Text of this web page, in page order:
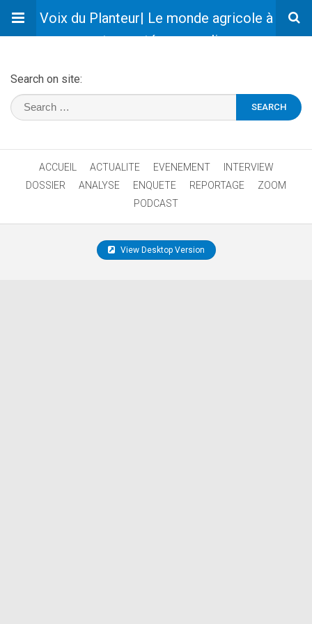
Voix du Planteur| Le monde agricole à
votre portée en un clic
Search on site:
ACCUEIL ACTUALITE EVENEMENT
INTERVIEW
DOSSIER
ANALYSE ENQUETE REPORTAGE
ZOOM
PODCAST
View Desktop Version